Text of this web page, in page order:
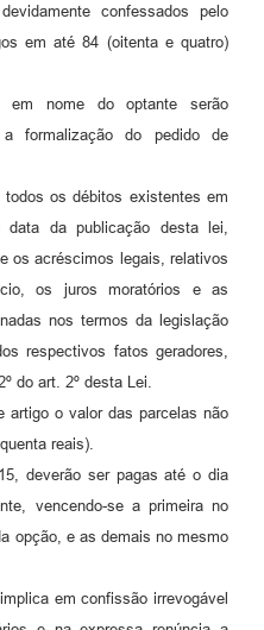
confessados pelo
em até 84 (oitenta e quatro)
nome do optante serão
formalização do pedido de
os débitos existentes em
da publicação desta lei,
os acréscimos legais, relativos
os juros moratórios e as
nos termos da legislação
respectivos fatos geradores,
do art. 2º desta Lei.
o valor das parcelas não
reais).
deverão ser pagas até o dia
vencendo-se a primeira no
opção, e as demais no mesmo
em confissão irrevogável